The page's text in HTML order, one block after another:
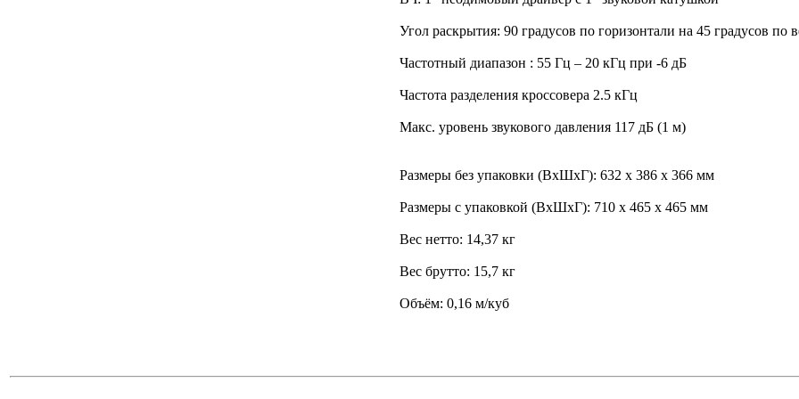
Угол раскрытия: 90 градусов по горизонтали на 45 градусов по
Частотный диапазон : 55 Гц – 20 кГц при -6 дБ
Частота разделения кроссовера 2.5 кГц
Макс. уровень звукового давления 117 дБ (1 м)
Размеры без упаковки (ВхШхГ): 632 х 386 х 366 мм
Размеры с упаковкой (ВхШхГ): 710 х 465 х 465 мм
Вес нетто: 14,37 кг
Вес брутто: 15,7 кг
Объём: 0,16 м/куб